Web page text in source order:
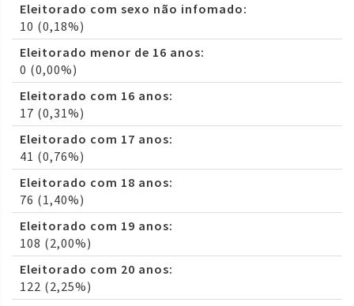
Eleitorado com sexo não infomado:
10 (0,18%)
Eleitorado menor de 16 anos:
0 (0,00%)
Eleitorado com 16 anos:
17 (0,31%)
Eleitorado com 17 anos:
41 (0,76%)
Eleitorado com 18 anos:
76 (1,40%)
Eleitorado com 19 anos:
108 (2,00%)
Eleitorado com 20 anos:
122 (2,25%)